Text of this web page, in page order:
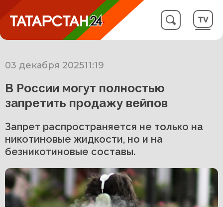
03 декабря 202511:19
В России могут полностью
запретить продажу вейпов
Запрет распространяется не только на
никотиновые жидкости, но и на
безникотиновые составы.